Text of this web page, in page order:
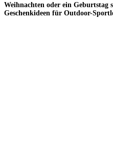
Weihnachten oder ein Geburtstag
Geschenkideen für Outdoor-